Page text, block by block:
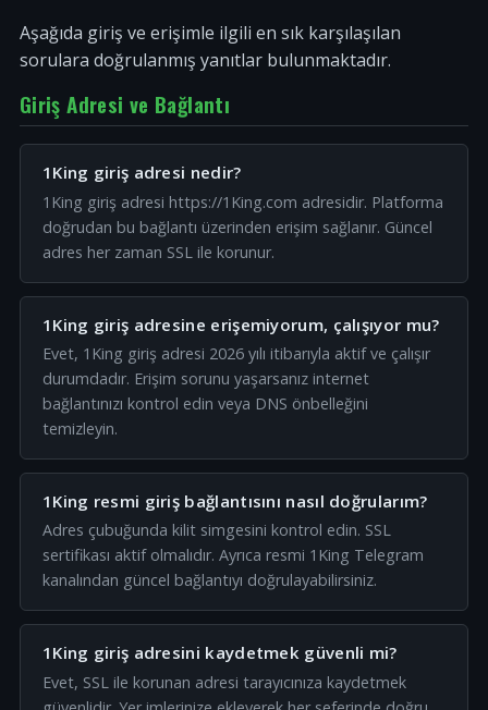
Aşağıda giriş ve erişimle ilgili en sık karşılaşılan
sorulara doğrulanmış yanıtlar bulunmaktadır.
Giriş Adresi ve Bağlantı
1King giriş adresi nedir?
1King giriş adresi https://1King.com adresidir. Platforma
doğrudan bu bağlantı üzerinden erişim sağlanır. Güncel
adres her zaman SSL ile korunur.
1King giriş adresine erişemiyorum, çalışıyor mu?
Evet, 1King giriş adresi 2026 yılı itibarıyla aktif ve çalışır
durumdadır. Erişim sorunu yaşarsanız internet
bağlantınızı kontrol edin veya DNS önbelleğini
temizleyin.
1King resmi giriş bağlantısını nasıl doğrularım?
Adres çubuğunda kilit simgesini kontrol edin. SSL
sertifikası aktif olmalıdır. Ayrıca resmi 1King Telegram
kanalından güncel bağlantıyı doğrulayabilirsiniz.
1King giriş adresini kaydetmek güvenli mi?
Evet, SSL ile korunan adresi tarayıcınıza kaydetmek